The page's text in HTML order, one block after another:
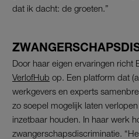
dat ik dacht: de groeten.”
Door haar eigen ervaringen richt
VerlofHub op. Een platform dat
werkgevers en experts
zo soepel mogelijk laten
inzetbaar houden. In haar werk
zwangerschapsdiscriminatie.